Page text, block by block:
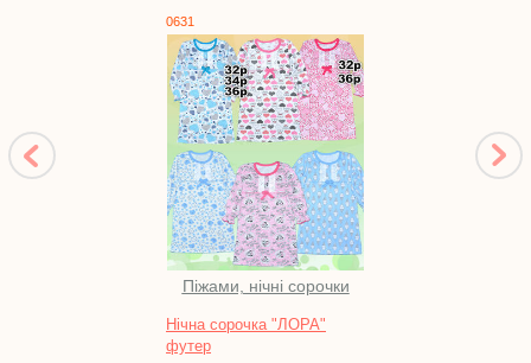
0631
Піжами, нічні сорочки
Нічна сорочка "ЛОРА"
футер